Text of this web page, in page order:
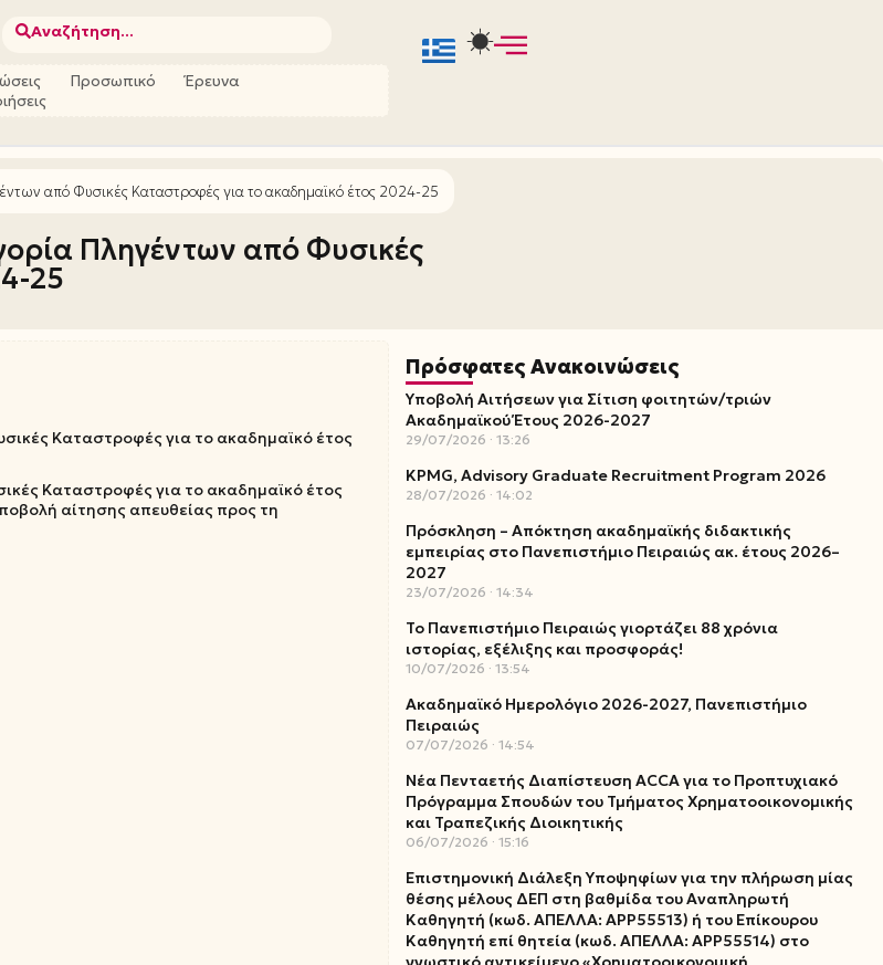
Αναζήτηση...
Προσωπικό
Έρευνα
από Φυσικές Καταστροφές για το ακαδημαϊκό έτος 2024-25
Πληγέντων από Φυσικές
25
Καταστροφές για το ακαδημαϊκό έτος
Καταστροφές για το ακαδημαϊκό έτος
αίτησης απευθείας προς τη
Πρόσφατες Ανακοινώσεις
Υποβολή Αιτήσεων για Σίτιση φοιτητών/τριών
Ακαδημαϊκού Έτους 2026-2027
29/07/2026 13:26
KPMG, Advisory Graduate Recruitment Program 2026
28/07/2026 14:02
Πρόσκληση – Απόκτηση ακαδημαϊκής διδακτικής
εμπειρίας στο Πανεπιστήμιο Πειραιώς ακ. έτους 2026–
2027
23/07/2026 14:34
Το Πανεπιστήμιο Πειραιώς γιορτάζει 88 χρόνια
ιστορίας, εξέλιξης και προσφοράς!
10/07/2026 13:54
Ακαδημαϊκό Ημερολόγιο 2026-2027, Πανεπιστήμιο
Πειραιώς
07/07/2026 14:54
Νέα Πενταετής Διαπίστευση ACCA για το Προπτυχιακό
Πρόγραμμα Σπουδών του Τμήματος Χρηματοοικονομικής
και Τραπεζικής Διοικητικής
06/07/2026 15:16
Επιστημονική Διάλεξη Υποψηφίων για την πλήρωση μίας
θέσης μέλους ΔΕΠ στη βαθμίδα του Αναπληρωτή
Καθηγητή (κωδ. ΑΠΕΛΛΑ: ΑΡΡ55513) ή του Επίκουρου
Καθηγητή επί θητεία (κωδ. ΑΠΕΛΛΑ: ΑΡΡ55514) στο